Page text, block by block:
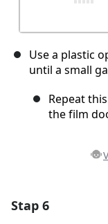
Use a plastic
until a small
Repeat
the film
Stap 6